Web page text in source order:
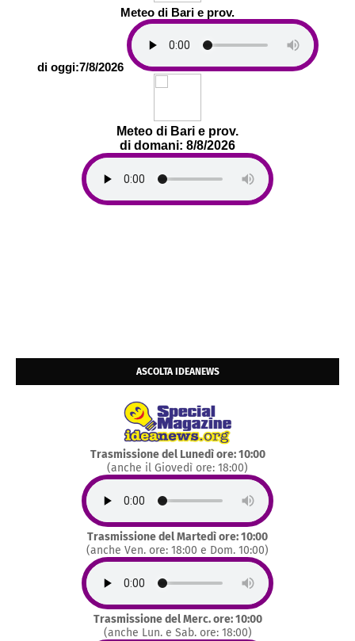
Meteo di Bari e prov.
di oggi:7/8/2026
Meteo di Bari e prov.
di domani: 8/8/2026
ASCOLTA IDEANEWS
Trasmissione del Lunedì ore: 10:00
(anche il Giovedì ore: 18:00)
Trasmissione del Martedì ore: 10:00
(anche Ven. ore: 18:00 e Dom. 10:00)
Trasmissione del Merc. ore: 10:00
(anche Lun. e Sab. ore: 18:00)